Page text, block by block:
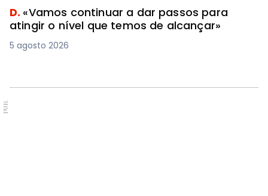
D. «Vamos continuar a dar passos para
atingir o nível que temos de alcançar»
5 agosto 2026
PUB.